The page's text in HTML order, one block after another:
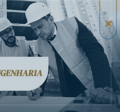
por RSS
Setembro, 4698
80240-000
2109-8666